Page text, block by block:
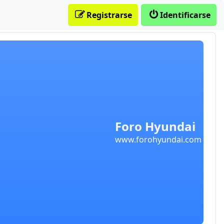
Foro Hyundai
www.forohyundai.com
Identificarse
Registrarse